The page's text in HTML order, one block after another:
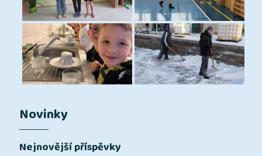
Novinky
Nejnovější příspěvky